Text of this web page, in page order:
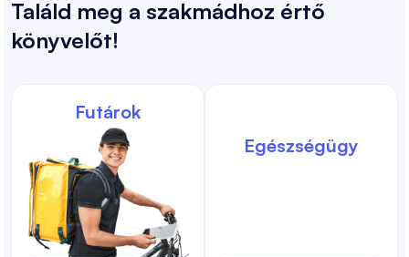
Találd meg a szakmádhoz értő
könyvelőt!
Futárok
Egészségügy